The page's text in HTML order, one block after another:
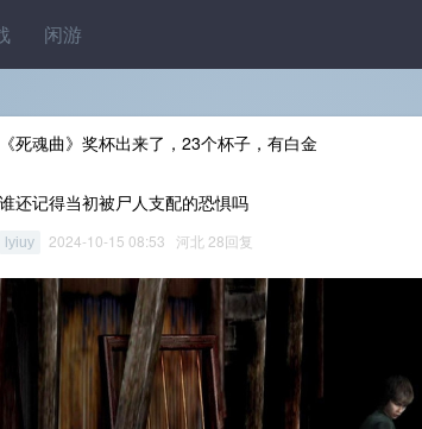
闲游
《死魂曲》奖杯出来了，23个杯子，有白金
谁还记得当初被尸人支配的恐惧吗
lyiuy 2024-10-15 08:53 河北 28回复